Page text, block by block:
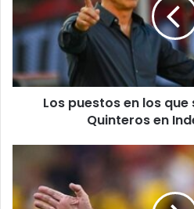
se
reforzar
Quinteros
Los puestos en los
Quinteros en
se
despidió